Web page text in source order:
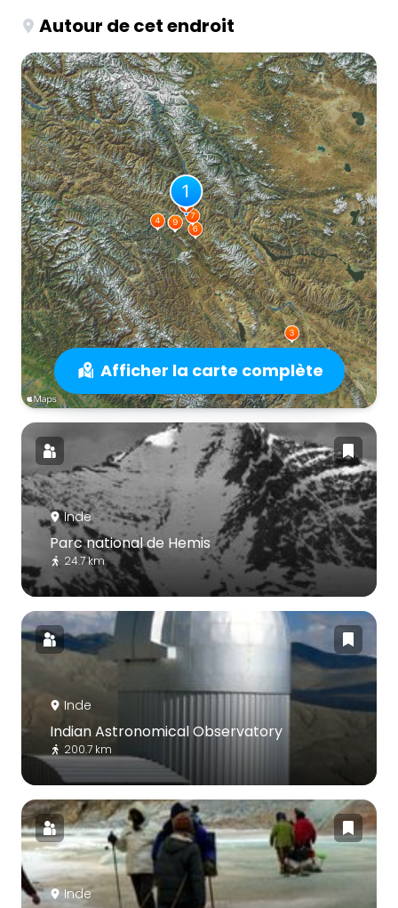
Autour de cet endroit
Afficher la carte complète
Inde
Parc national de Hemis
24.7 km
Inde
Indian Astronomical Observatory
200.7 km
Inde